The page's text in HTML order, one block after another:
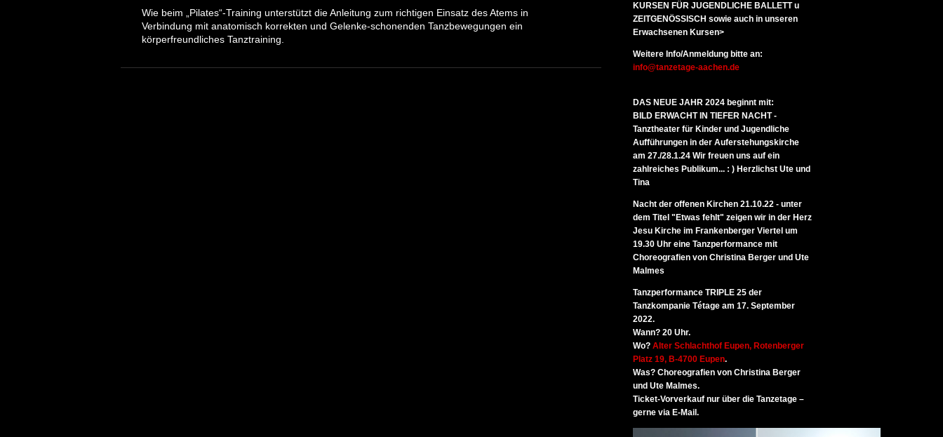
Wie beim „Pilates“-Training unterstützt die Anleitung zum richtigen Einsatz des Atems in
Verbindung mit anatomisch korrekten und Gelenke-schonenden Tanzbewegungen ein
körperfreundliches Tanztraining.
KURSEN FÜR JUGENDLICHE BALLETT u
ZEITGENÖSSISCH sowie auch in unseren
Erwachsenen Kursen>
Weitere Info/Anmeldung bitte an:
info@tanzetage-aachen.de
DAS NEUE JAHR 2024 beginnt mit:
BILD ERWACHT IN TIEFER NACHT -
Tanztheater für Kinder und Jugendliche
Aufführungen in der Auferstehungskirche
am 27./28.1.24 Wir freuen uns auf ein
zahlreiches Publikum... : ) Herzlichst Ute und
Tina
Nacht der offenen Kirchen 21.10.22 - unter
dem Titel "Etwas fehlt" zeigen wir in der Herz
Jesu Kirche im Frankenberger Viertel um
19.30 Uhr eine Tanzperformance mit
Choreografien von Christina Berger und Ute
Malmes
Tanzperformance TRIPLE 25 der
Tanzkompanie Tétage am 17. September
2022.
Wann? 20 Uhr.
Wo? Alter Schlachthof Eupen, Rotenberger
Platz 19, B-4700 Eupen.
Was? Choreografien von Christina Berger
und Ute Malmes.
Ticket-Vorverkauf nur über die Tanzetage –
gerne via E-Mail.